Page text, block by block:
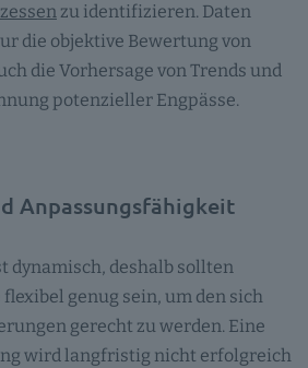
zu identifizieren. Daten
die objektive Bewertung von
die Vorhersage von Trends und
potenzieller Engpässe.
Anpassungsfähigkeit
dynamisch, deshalb sollten
genug sein, um den sich
gerecht zu werden. Eine
wird langfristig nicht erfolgreich